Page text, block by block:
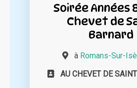
Soirée Années
Chevet de
Barnard
à Romans-Sur-
AU CHEVET DE